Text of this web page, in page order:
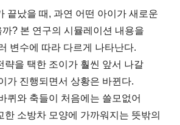
끝났을 때, 과연 어떤 아이가 새로운
? 본 연구의 시뮬레이션 내용을
변수에 따라 다르게 나타난다.
략을 택한 조이가 훨씬 앞서 나갈
가 진행되면서 상황은 바뀐다.
퀴와 축들이 처음에는 쓸모없어
한 소방차 모양에 가까워지는 뜻밖의